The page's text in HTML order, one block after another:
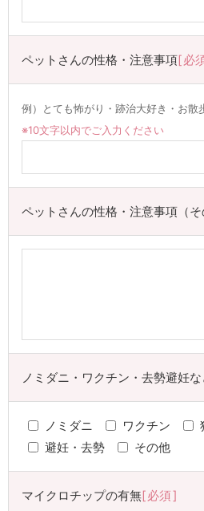
ペットさんの性格・注意事項 必
例）とても怖がり・跡治大好き・お散
※10文字以内でご入力ください
ペットさんの性格・注意事項（そ
ノミダニ・ワクチン・去勢避妊
ノミダニ ワクチン
避妊・去勢
その他
マイクロチップの有無 必須